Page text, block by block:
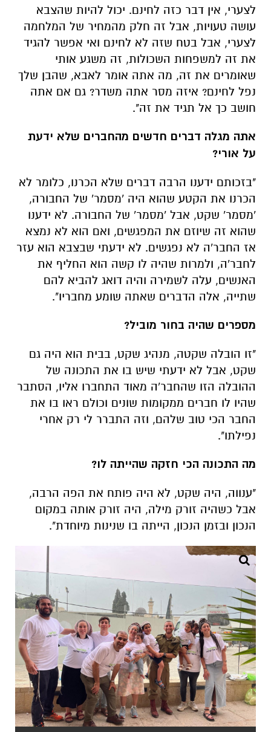
לצערי, אין דבר כזה לחינם. יכול להיות שהצבא
עושה טעויות, אבל זה חלק מהמחיר של המלחמה
לצערי, אבל בטח שזה לא לחינם ואי אפשר להגיד
את זה למשפחות השכולות, זה משגע אותי
שאומרים את זה, מה אתה אומר לאבא, שהבן שלך
נפל לחינם? איזה מסר אתה משדר? גם אם אתה
חושב כך אל תגיד את זה".
אתה מגלה דברים חדשים מהחברים שלא ידעת
על אורי?
"בזכותם ידענו הרבה דברים שלא הכרנו, כלומר לא
הכרנו את הקטע שהוא היה 'מסמר' של החבורה,
'מסמר' שקט, אבל 'מסמר' של החבורה. לא ידענו
שהוא זה שיוזם את המפגשים, ואם הוא לא נמצא
אז החבר'ה לא נפגשים. לא ידעתי שבצבא הוא עזר
לחבר'ה, ולמרות שהיה לו קשה הוא החליף את
האנשים, עלה לשמירה והיה דואג להביא להם
שתייה, אלה הדברים שאתה שומע מחבריו".
מספרים שהיה בחור מוביל?
"זו הובלה שקטה, מנהיג שקט, בבית הוא היה גם
שקט, אבל לא ידעתי שיש בו את התכונה של
ההובלה הזו שהחבר'ה מאוד התחברו אליו, הסתבר
שהיו לו חברים ממקומות שונים וכולם ראו בו את
החבר הכי טוב שלהם, וזה התברר לי רק אחרי
נפילתו".
מה התכונה הכי חזקה שהייתה לו?
"ענווה, היה שקט, לא היה פותח את הפה הרבה,
אבל כשהיה זורק מילה, היה זורק אותה במקום
הנכון ובזמן הנכון, הייתה בו שנינות מיוחדת".